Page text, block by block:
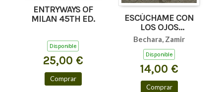
ENTRYWAYS OF
MILAN 45TH ED.
Disponible
25,00 €
Comprar
ESCÚCHAME CON
LOS OJOS
(AFORISMOS Y
TEXTOS BREVES)
Bechara, Zamir
Disponible
14,00 €
Comprar